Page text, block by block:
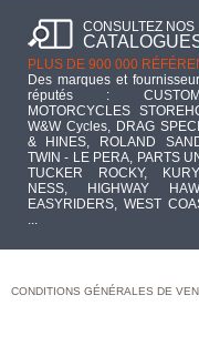
CONSULTEZ NOS
PLUS DE 900 000
Des marques et
réputés :
MOTORCYCLES
W&W Cycles, DRAG
& HINES, ROLAND
TWIN - LE PERA, PARTS
TUCKER ROCKY,
NESS, HIGHWAY
EASYRIDERS, WEST
...
CONDITIONS GÉNÉRALES DE